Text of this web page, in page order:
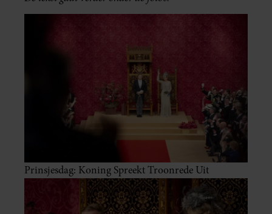
Prinsjesdag: Koning Spreekt Troonrede Uit